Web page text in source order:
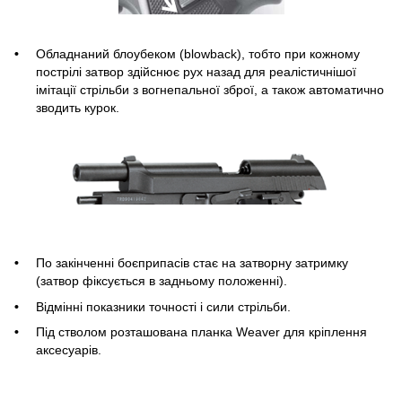
Обладнаний блоубеком (blowback), тобто при кожному
пострілі затвор здійснює рух назад для реалістичнішої
імітації стрільби з вогнепальної зброї, а також автоматично
зводить курок.
По закінченні боєприпасів стає на затворну затримку
(затвор фіксується в задньому положенні).
Відмінні показники точності і сили стрільби.
Під стволом розташована планка Weaver для кріплення
аксесуарів.